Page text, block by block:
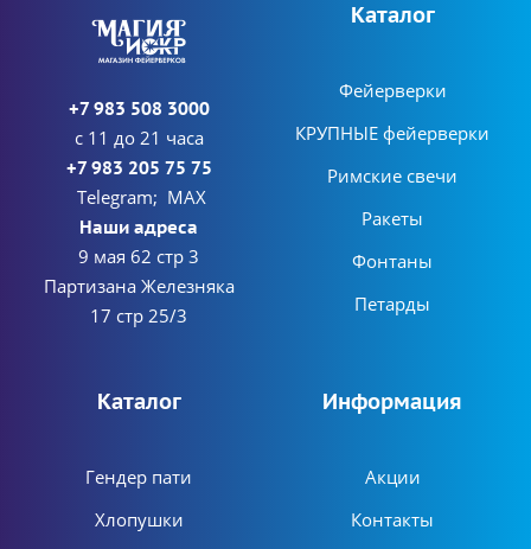
+7 983 508 3000
с 11 до 21 часа
+7 983 205 75 75
Telegram; MAX
Наши адреса
9 мая 62 стр 3
Партизана Железняка
17 стр 25/3
Каталог
Фейерверки
КРУПНЫЕ фейерверки
Римские свечи
Ракеты
Фонтаны
Петарды
Каталог
Гендер пати
Хлопушки
Информация
Акции
Контакты